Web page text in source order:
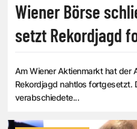
Wiener Börse
setzt Rekordjagd
Am Wiener Aktienmarkt hat der
Rekordjagd nahtlos fortgesetzt.
verabschiedete...